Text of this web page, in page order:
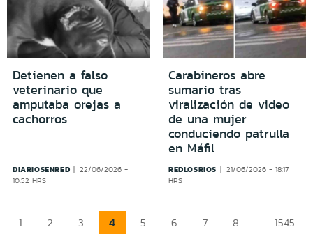
Detienen a falso
veterinario que
amputaba orejas a
cachorros
DIARIOSENRED
22/06/2026 -
10:52 HRS
Carabineros abre
sumario tras
viralización de video
de una mujer
conduciendo patrulla
en Máfil
REDLOSRIOS
21/06/2026 - 18:17
HRS
1 2 3 4 5 6 7 8 ... 1545